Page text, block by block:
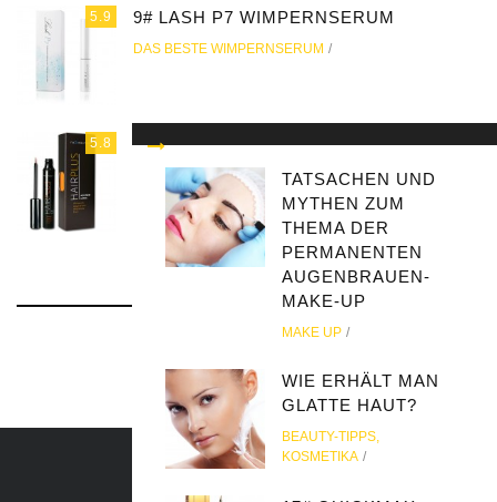
TATSACHEN UND
MYTHEN ZUM
THEMA DER
PERMANENTEN
AUGENBRAUEN-
MAKE-UP
MAKE UP
WIE ERHÄLT MAN
GLATTE HAUT?
BEAUTY-TIPPS,
KOSMETIKA
5.9 9# LASH P7 WIMPERNSERUM
DAS BESTE WIMPERNSERUM
5.8 10# HAIRPLUS WIMPERNSERUM
DAS BESTE WIMPERNSERUM
Facebook